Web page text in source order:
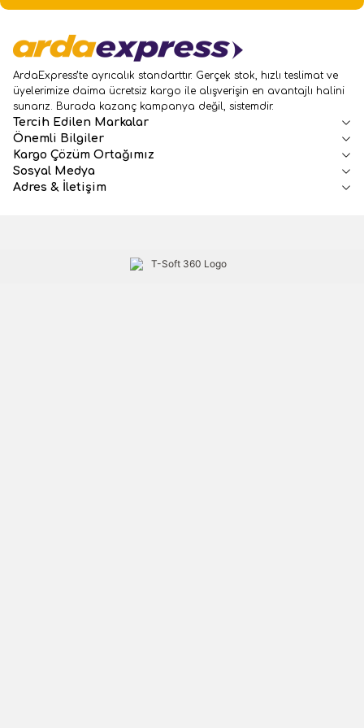
ArdaExpress’te ayrıcalık standarttır. Gerçek stok, hızlı teslimat ve
üyelerimize daima ücretsiz kargo ile alışverişin en avantajlı halini
sunarız. Burada kazanç kampanya değil, sistemdir.
Tercih Edilen Markalar
Önemli Bilgiler
Kargo Çözüm Ortağımız
Sosyal Medya
Adres & İletişim